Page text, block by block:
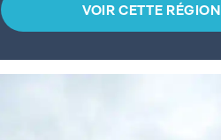
VOIR CETTE RÉGION